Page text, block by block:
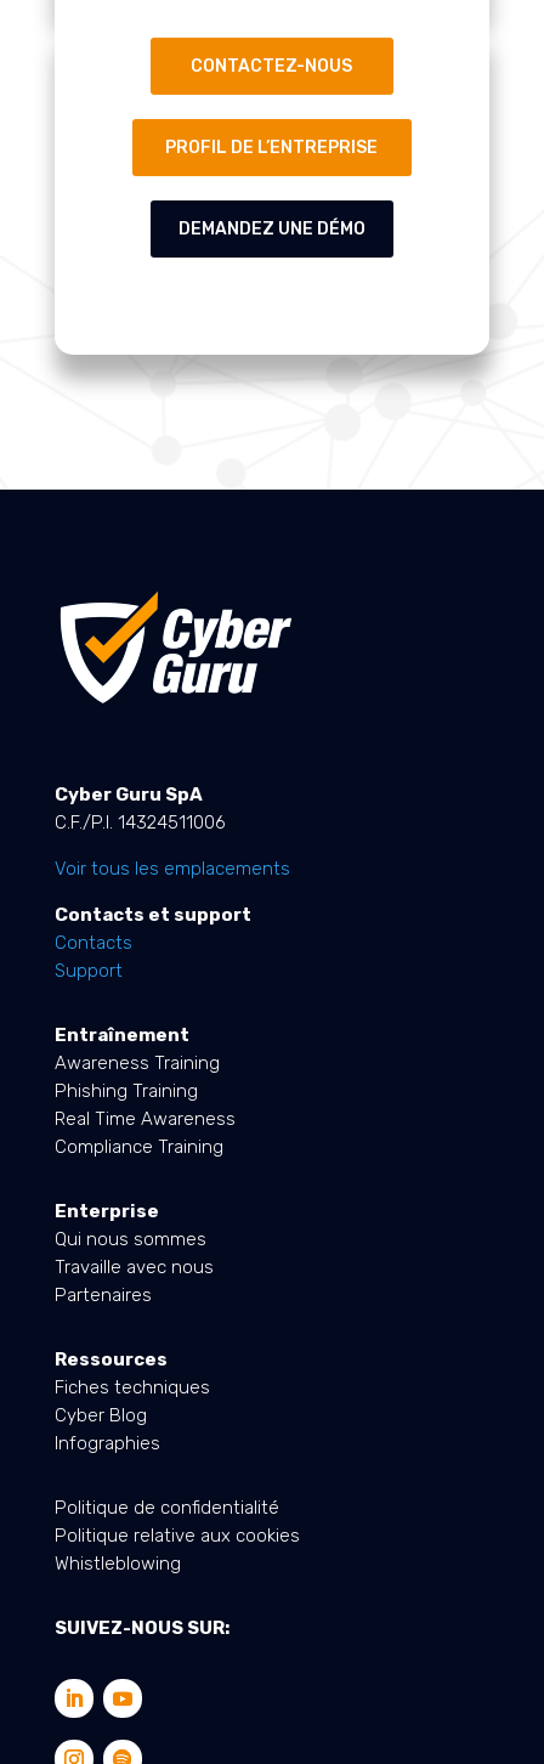
CONTACTEZ-NOUS
PROFIL DE L’ENTREPRISE
DEMANDEZ UNE DÉMO
Cyber Guru SpA
C.F./P.I. 14324511006
Voir tous les emplacements
Contacts et support
Contacts
Support
Entraînement
Awareness Training
Phishing Training
Real Time Awareness
Compliance Training
Enterprise
Qui nous sommes
Travaille avec nous
Partenaires
Ressources
Fiches techniques
Cyber Blog
Infographies
Politique de confidentialité
Politique relative aux cookies
Whistleblowing
SUIVEZ-NOUS SUR: